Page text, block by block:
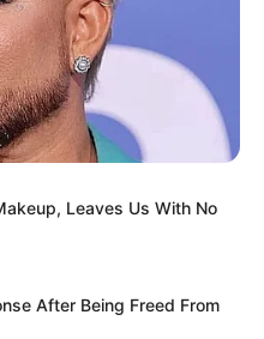
Leaves Us With No
After Being Freed From